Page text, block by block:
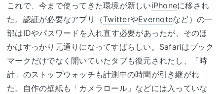
これで、今まで使ってきた環境が新しいiPhoneに移され
た。認証が必要なアプリ（TwitterやEvernoteなど）の一
部はIDやパスワードを入れ直す必要があったが、そのほ
かはすっかり元通りになってすばらしい。 Safariはブック
マークだけでなく開いていたタブも復元されたし、「時
計」のストップウォッチも計測中の時間が引き継がれ
た。自作の壁紙も「カメラロール」などには入っていな